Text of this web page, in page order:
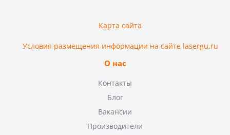
Карта сайта
Условия размещения информации на сайте lasergu.ru
О нас
Контакты
Блог
Вакансии
Производители